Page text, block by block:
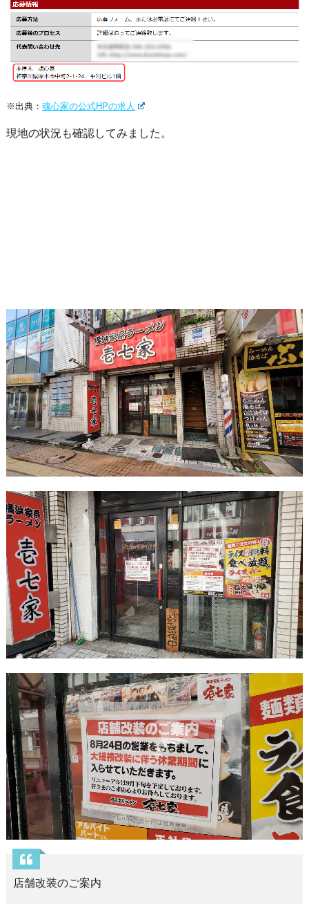
※出典： 魂心家の公式HPの求人
現地の状況も確認してみました。
店舗改装のご案内